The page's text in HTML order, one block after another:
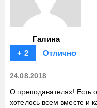
Галина
+ 2
Отлично
24.08.2018
О преподавателях! Есть
хотелось всем вместе и